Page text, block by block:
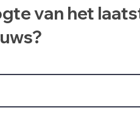
van het